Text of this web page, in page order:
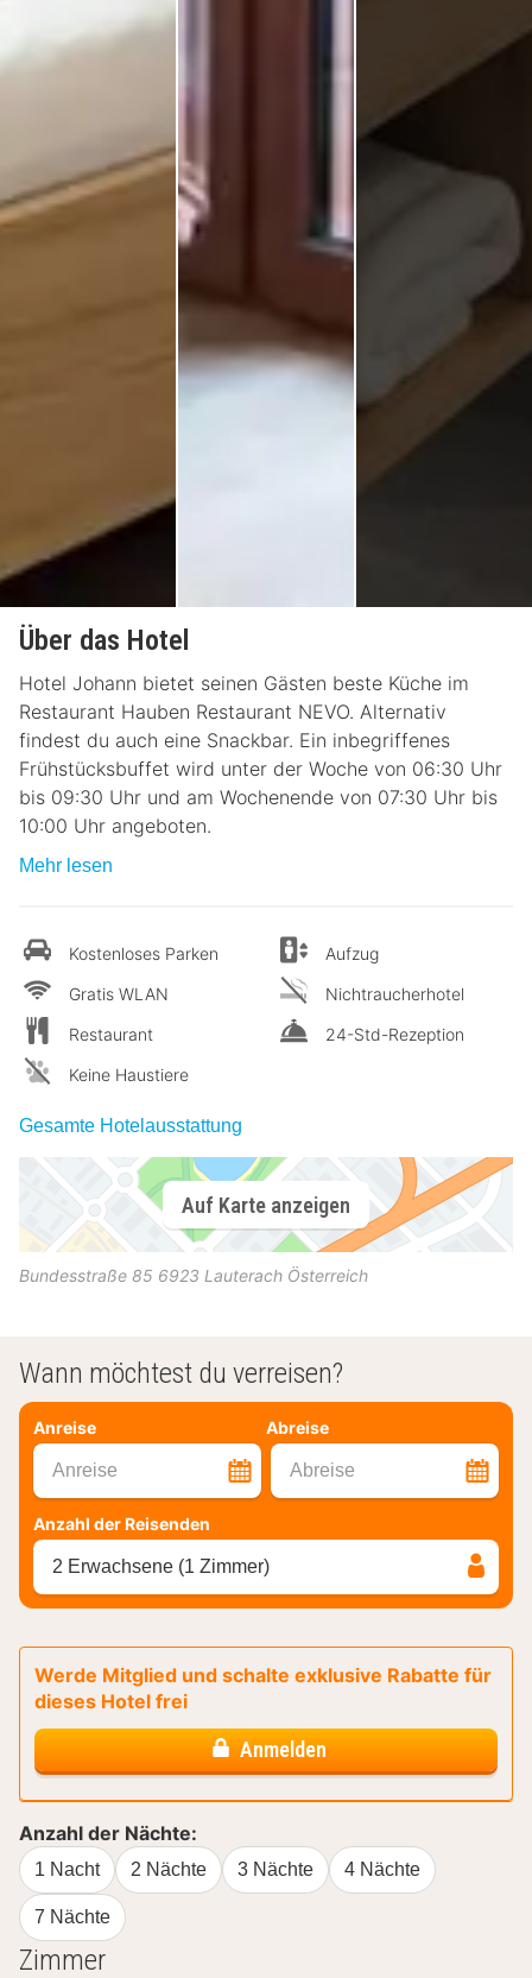
Über das Hotel
Hotel Johann bietet seinen Gästen beste Küche im
Restaurant Hauben Restaurant NEVO. Alternativ
findest du auch eine Snackbar. Ein inbegriffenes
Frühstücksbuffet wird unter der Woche von 06:30 Uhr
bis 09:30 Uhr und am Wochenende von 07:30 Uhr bis
10:00 Uhr angeboten.
Mehr lesen
Kostenloses Parken
Gratis WLAN
Restaurant
Keine Haustiere
Aufzug
Nichtraucherhotel
24-Std-Rezeption
Gesamte Hotelausstattung
Auf Karte anzeigen
Bundesstraße 85 6923 Lauterach Österreich
Wann möchtest du verreisen?
Anreise Abreise
Anreise Abreise
Anzahl der Reisenden
2 Erwachsene (1 Zimmer)
Werde Mitglied und schalte exklusive Rabatte für
dieses Hotel frei
Anmelden
Anzahl der Nächte:
1 Nacht 2 Nächte 3 Nächte 4 Nächte
7 Nächte
Zimmer